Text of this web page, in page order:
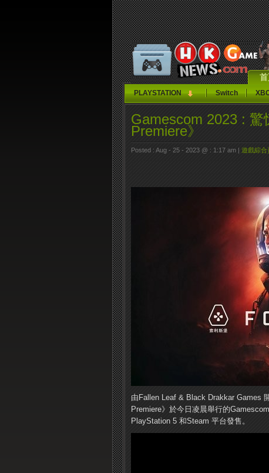
PLAYSTATION Switch
Gamescom 2023 :
Premiere》
Posted : Aug - 25 - 2023 @ : 1:17 am | 遊戲綜合
由Fallen Leaf & Black Drakkar Games
Premiere》於今日凌晨舉行的
PlayStation 5 和Steam 平台發售。